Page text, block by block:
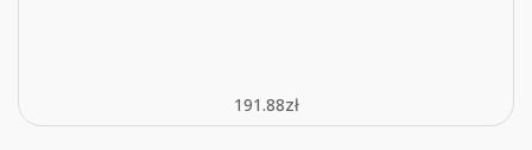
191.88zł